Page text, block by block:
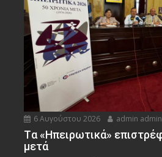
6 Αυγούστου 2026 admin admin
Tα «Ηπειρωτικά»
μετά